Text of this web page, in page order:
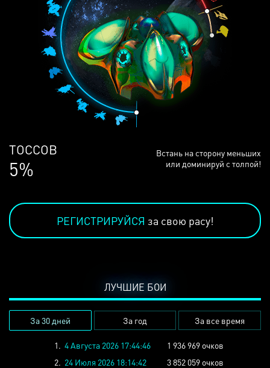
ЛЮДЕЙ
68%
Встань на сторону меньших
или доминируй с толпой!
РЕГИСТРИРУЙСЯ за свою расу!
ЛУЧШИЕ БОИ
За 30 дней За год За все время
1. 4 Августа 2026 17:44:46
1 936 969 очков
2. 24 Июля 2026 18:14:42
3 852 059 очков